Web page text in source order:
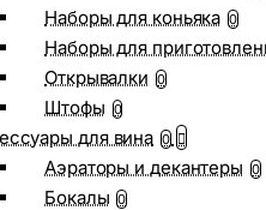
Наборы для коньяка 0
Наборы для
Открывалки 0
Штофы 0
для вина 0
Аэраторы и декантеры 0
Бокалы 0